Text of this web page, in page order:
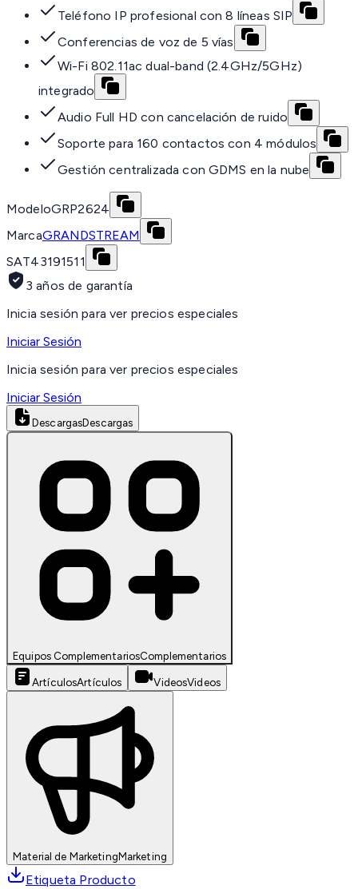
Teléfono IP profesional con 8 líneas SIP
Conferencias de voz de 5 vías
Wi-Fi 802.11ac dual-band (2.4GHz/5GHz)
integrado
Audio Full HD con cancelación de ruido
Soporte para 160 contactos con 4 módulos
Gestión centralizada con GDMS en la nube
ModeloGRP2624
MarcaGRANDSTREAM
SAT43191511
3 años de garantía
Inicia sesión para ver precios especiales
Iniciar Sesión
Inicia sesión para ver precios especiales
Iniciar Sesión
DescargasDescargas
Equipos ComplementariosComplementarios
ArtículosArtículos VideosVideos
Material de MarketingMarketing
Etiqueta Producto